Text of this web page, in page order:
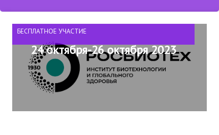
БЕСПЛАТНОЕ УЧАСТИЕ
24 октября-26 октября 2023